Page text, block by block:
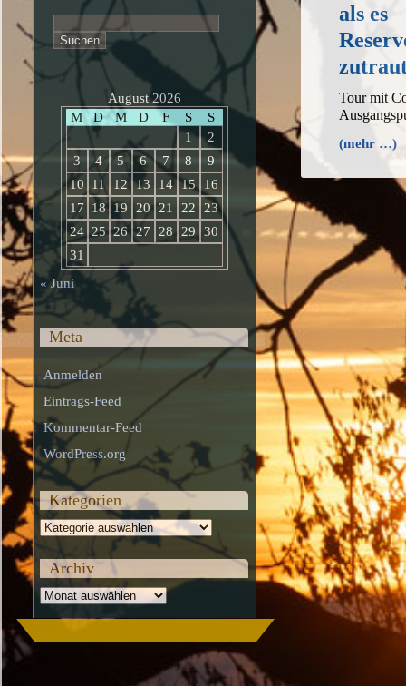
als es
Tour mit
(mehr …)
nach:
August 2026
M
D M D F S
S
1
2
3
4 5 6 7 8
9
10
11 12 13 14 15
16
17
18 19 20 21 22
23
24 25 26 27 28 29
30
31
« Juni
Meta
Anmelden
Eintrags-Feed
Kommentar-Feed
WordPress.org
Kategorien
Kategorien
Archiv
Archiv